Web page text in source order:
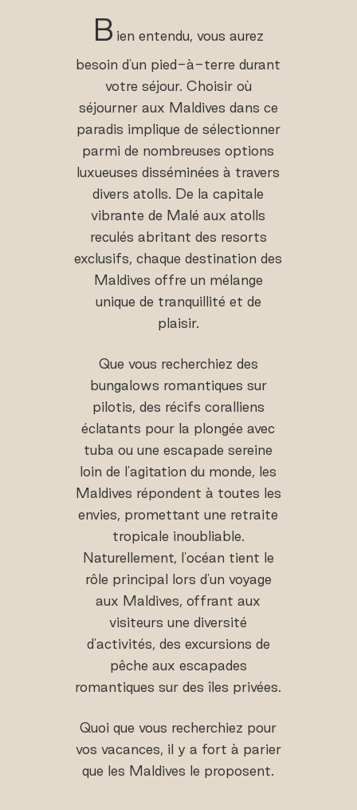
B ien entendu, vous aurez
besoin d'un pied-à-terre durant
votre séjour. Choisir où
séjourner aux Maldives dans ce
paradis implique de sélectionner
parmi de nombreuses options
luxueuses disséminées à travers
divers atolls. De la capitale
vibrante de Malé aux atolls
reculés abritant des resorts
exclusifs, chaque destination des
Maldives offre un mélange
unique de tranquillité et de
plaisir.
Que vous recherchiez des
bungalows romantiques sur
pilotis, des récifs coralliens
éclatants pour la plongée avec
tuba ou une escapade sereine
loin de l'agitation du monde, les
Maldives répondent à toutes les
envies, promettant une retraite
tropicale inoubliable.
Naturellement, l'océan tient le
rôle principal lors d'un voyage
aux Maldives, offrant aux
visiteurs une diversité
d'activités, des excursions de
pêche aux escapades
romantiques sur des îles privées.
Quoi que vous recherchiez pour
vos vacances, il y a fort à parier
que les Maldives le proposent.